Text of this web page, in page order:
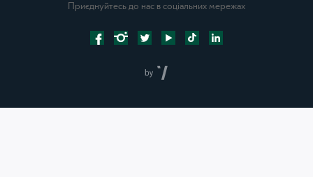
Приєднуйтесь до нас в соціальних мережах